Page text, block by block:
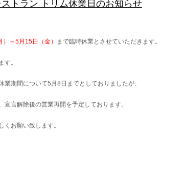
トラン トリム休業日のお知らせ
～5月15日（金） まで臨時休業とさせていただきます。
す。
業期間について5月8日までとしておりましたが、
言解除後の営業再開を予定しております。
お願い致します。